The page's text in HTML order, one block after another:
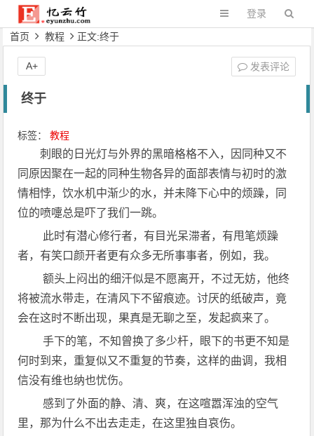
登录
首页 教程 正文:终于
终于
标签：教程
刺眼的日光灯与外界的黑暗格格不入，因同种又不
同原因聚在一起的同种生物各异的面部表情与初时的激
情相悖，饮水机中渐少的水，并未降下心中的烦躁，同
位的喷嚏总是吓了我们一跳。
​ 此时有潜心修行者，有目光呆滞者，有甩笔烦躁
者，有笑口颜开者更有众多无所事事者，例如，我。
​ 额头上闷出的细汗似是不愿离开，不过无妨，他终
将被流水带走，在清风下不留痕迹。讨厌的纸破声，竟
会在这时不断出现，果真是无聊之至，发起疯来了。
​ 手下的笔，不知曾换了多少杆，眼下的书更不知是
何时到来，重复似又不重复的节奏，这样的曲调，我相
信没有维也纳也忧伤。
​ 感到了外面的静、清、爽，在这喧嚣浑浊的空气
里，那为什么不出去走走，在这里独自哀伤。
发表评论
A+